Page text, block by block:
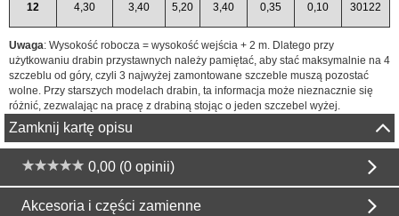
12 4,30 3,40 5,20 3,40 0,35 0,10 30122
Uwaga: Wysokość robocza = wysokość wejścia + 2 m. Dlatego przy
użytkowaniu drabin przystawnych należy pamiętać, aby stać maksymalnie na 4
szczeblu od góry, czyli 3 najwyżej zamontowane szczeble muszą pozostać
wolne. Przy starszych modelach drabin, ta informacja może nieznacznie się
różnić, zezwalając na pracę z drabiną stojąc o jeden szczebel wyżej.
Zamknij kartę opisu
0,00 (0 opinii)
Akcesoria i części zamienne